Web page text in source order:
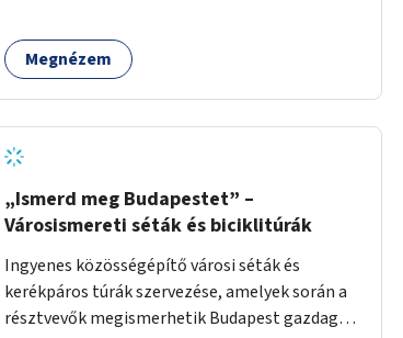
biztonságban játszhatnak.
Megnézem
„Ismerd meg Budapestet” –
Városismereti séták és biciklitúrák
Ingyenes közösségépítő városi séták és
kerékpáros túrák szervezése, amelyek során a
résztvevők megismerhetik Budapest gazdag